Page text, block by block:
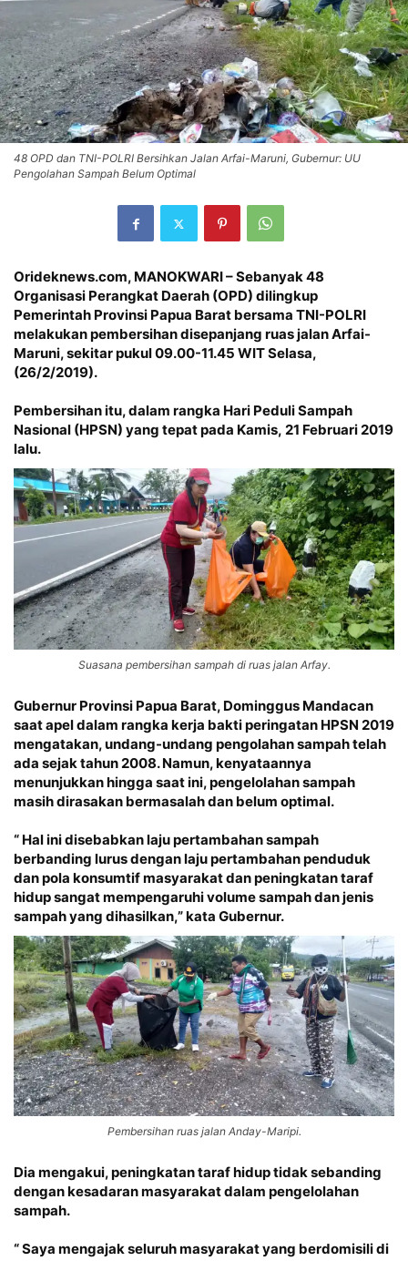
48 OPD dan TNI-POLRI Bersihkan Jalan Arfai-Maruni, Gubernur: UU
Pengolahan Sampah Belum Optimal
Orideknews.com, MANOKWARI – Sebanyak 48
Organisasi Perangkat Daerah (OPD) dilingkup
Pemerintah Provinsi Papua Barat bersama TNI-POLRI
melakukan pembersihan disepanjang ruas jalan Arfai-
Maruni, sekitar pukul 09.00-11.45 WIT Selasa,
(26/2/2019).
Pembersihan itu, dalam rangka Hari Peduli Sampah
Nasional (HPSN) yang tepat pada Kamis, 21 Februari 2019
lalu.
Suasana pembersihan sampah di ruas jalan Arfay.
Gubernur Provinsi Papua Barat, Dominggus Mandacan
saat apel dalam rangka kerja bakti peringatan HPSN 2019
mengatakan, undang-undang pengolahan sampah telah
ada sejak tahun 2008. Namun, kenyataannya
menunjukkan hingga saat ini, pengelolahan sampah
masih dirasakan bermasalah dan belum optimal.
“ Hal ini disebabkan laju pertambahan sampah
berbanding lurus dengan laju pertambahan penduduk
dan pola konsumtif masyarakat dan peningkatan taraf
hidup sangat mempengaruhi volume sampah dan jenis
sampah yang dihasilkan,” kata Gubernur.
Pembersihan ruas jalan Anday-Maripi.
Dia mengakui, peningkatan taraf hidup tidak sebanding
dengan kesadaran masyarakat dalam pengelolahan
sampah.
“ Saya mengajak seluruh masyarakat yang berdomisili di